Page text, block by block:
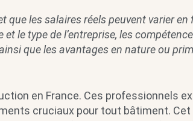
les salaires réels peuvent varier en
le type de l’entreprise, les
que les avantages en nature ou
en France. Ces professionnels
cruciaux pour tout bâtiment.